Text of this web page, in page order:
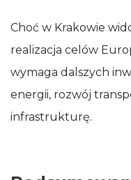
Choć w Krakowie
realizacja celów
wymaga dalszych
energii, rozwój
infrastrukturę.